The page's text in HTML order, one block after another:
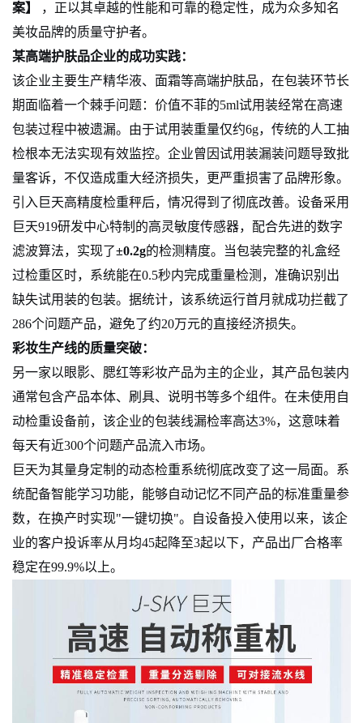
案】
，正以其卓越的性能和可靠的稳定性，成为众多知名
美妆品牌的质量守护者。
某高端护肤品企业的成功实践：
该企业主要生产精华液、面霜等高端护肤品，在包装环节长
期面临着一个棘手问题：价值不菲的5ml试用装经常在高速
包装过程中被遗漏。由于试用装重量仅约6g，传统的人工抽
检根本无法实现有效监控。企业曾因试用装漏装问题导致批
量客诉，不仅造成重大经济损失，更严重损害了品牌形象。
引入巨天高精度检重秤后，情况得到了彻底改善。设备采用
巨天919研发中心特制的高灵敏度传感器，配合先进的数字
滤波算法，实现了±0.2g的检测精度。当包装完整的礼盒经
过检重区时，系统能在0.5秒内完成重量检测，准确识别出
缺失试用装的包装。据统计，该系统运行首月就成功拦截了
286个问题产品，避免了约20万元的直接经济损失。
彩妆生产线的质量突破：
另一家以眼影、腮红等彩妆产品为主的企业，其产品包装内
通常包含产品本体、刷具、说明书等多个组件。在未使用自
动检重设备前，该企业的包装线漏检率高达3%，这意味着
每天有近300个问题产品流入市场。
巨天为其量身定制的动态检重系统彻底改变了这一局面。系
统配备智能学习功能，能够自动记忆不同产品的标准重量参
数，在换产时实现"一键切换"。自设备投入使用以来，该企
业的客户投诉率从月均45起降至3起以下，产品出厂合格率
稳定在99.9%以上。